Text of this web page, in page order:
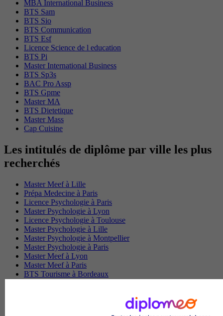
MBA International Business
BTS Sam
BTS Sio
BTS Communication
BTS Esf
Licence Science de l education
BTS Pi
Master International Business
BTS Sp3s
BAC Pro Assp
BTS Gpme
Master MA
BTS Dietetique
Master Mass
Cap Cuisine
Les intitulés de diplôme par ville les plus
recherchés
Master Meef à Lille
Prépa Medecine à Paris
Licence Psychologie à Paris
Master Psychologie à Lyon
Licence Psychologie à Toulouse
Master Psychologie à Lille
Master Psychologie à Montpellier
Master Psychologie à Paris
Master Meef à Lyon
Master Meef à Paris
BTS Tourisme à Bordeaux